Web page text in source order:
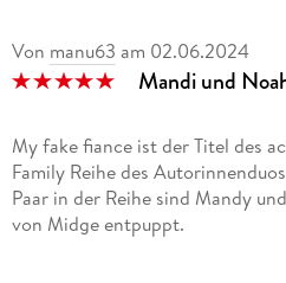
Von manu63 am 02.06.2024
Mandi und
My fake fiance ist der Titel des
Family Reihe des
Paar in der Reihe sind Mandy
von Midge entpuppt.